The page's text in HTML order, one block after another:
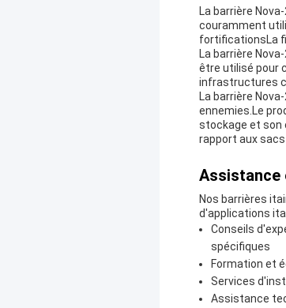
La barrière
couramment
fortificationsLa
La barrière
être utilisé pour
infrastructures
La barrière
ennemies.Le
stockage et son
rapport aux
Assistance
Nos barrières
d'applications
Conseils
spécifiques
Formation et
Services
Assistance